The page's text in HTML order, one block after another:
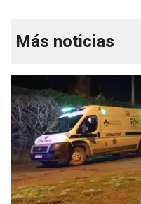
Más noticias